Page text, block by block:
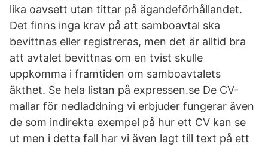
lika oavsett utan tittar på ägandeförhållandet.
Det finns inga krav på att samboavtal ska
bevittnas eller registreras, men det är alltid bra
att avtalet bevittnas om en tvist skulle
uppkomma i framtiden om samboavtalets
äkthet. Se hela listan på expressen.se De CV-
mallar för nedladdning vi erbjuder fungerar även
de som indirekta exempel på hur ett CV kan se
ut men i detta fall har vi även lagt till text på ett